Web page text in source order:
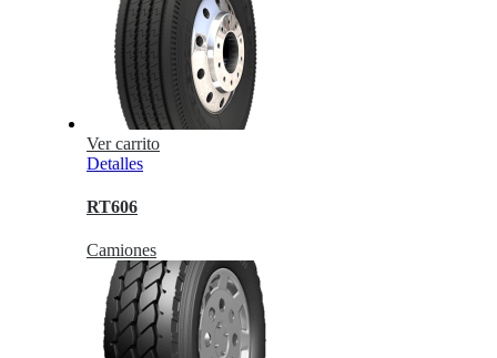
Ver carrito
Detalles
RT606
Camiones